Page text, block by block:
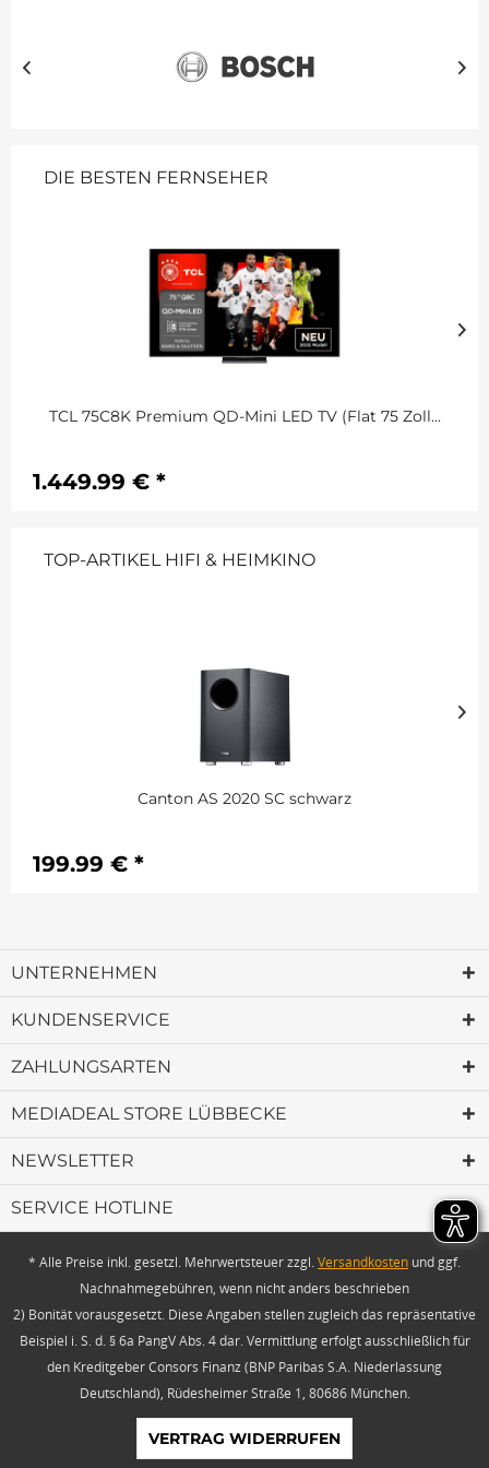
DIE BESTEN FERNSEHER
TCL 75C8K Premium QD-Mini LED TV (Flat 75 Zoll...
1.449,99 € *
TOP-ARTIKEL HIFI & HEIMKINO
Canton AS 2020 SC schwarz
199,99 € *
UNTERNEHMEN
KUNDENSERVICE
ZAHLUNGSARTEN
MEDIADEAL STORE LÜBBECKE
NEWSLETTER
SERVICE HOTLINE
* Alle Preise inkl. gesetzl. Mehrwertsteuer zzgl.Versandkosten und ggf.
Nachnahmegebühren, wenn nicht anders beschrieben
2) Bonität vorausgesetzt. Diese Angaben stellen zugleich das repräsentative
Beispiel i. S. d. § 6a PangV Abs. 4 dar. Vermittlung erfolgt ausschließlich für
den Kreditgeber Consors Finanz (BNP Paribas S.A. Niederlassung
Deutschland), Rüdesheimer Straße 1, 80686 München.
VERTRAG WIDERRUFEN